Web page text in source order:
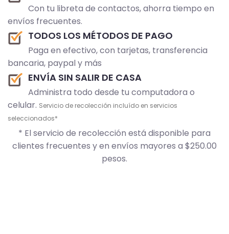
Con tu libreta de contactos, ahorra tiempo en
envíos frecuentes.
TODOS LOS MÉTODOS DE PAGO
Paga en efectivo, con tarjetas, transferencia
bancaria, paypal y más
ENVÍA SIN SALIR DE CASA
Administra todo desde tu computadora o
celular. Servicio de recolección incluído en servicios
seleccionados*
* El servicio de recolección está disponible para
clientes frecuentes y en envíos mayores a $250.00
pesos.